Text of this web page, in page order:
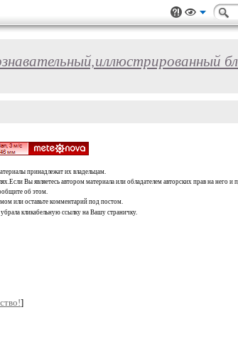
принадлежат их владельцам.
Вы являетесь автором материала или обладателем авторских прав на него и
об этом.
или оставьте комментарий под постом.
кликабельную ссылку на Вашу страничку.
]